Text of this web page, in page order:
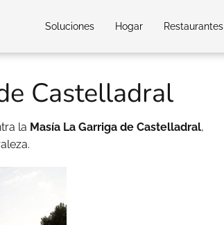
Soluciones Hogar Restaurantes
Castelladral
la Masía La Garriga de Castelladral,